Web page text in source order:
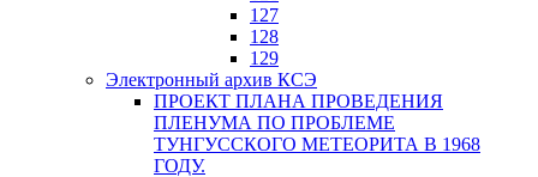
127
128
129
Электронный архив КСЭ
ПРОЕКТ ПЛАНА ПРОВЕДЕНИЯ
ПЛЕНУМА ПО ПРОБЛЕМЕ
ТУНГУССКОГО МЕТЕОРИТА В 1968
ГОДУ.